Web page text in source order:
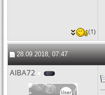
(1)
28.09.2018, 07:47
AIBA72